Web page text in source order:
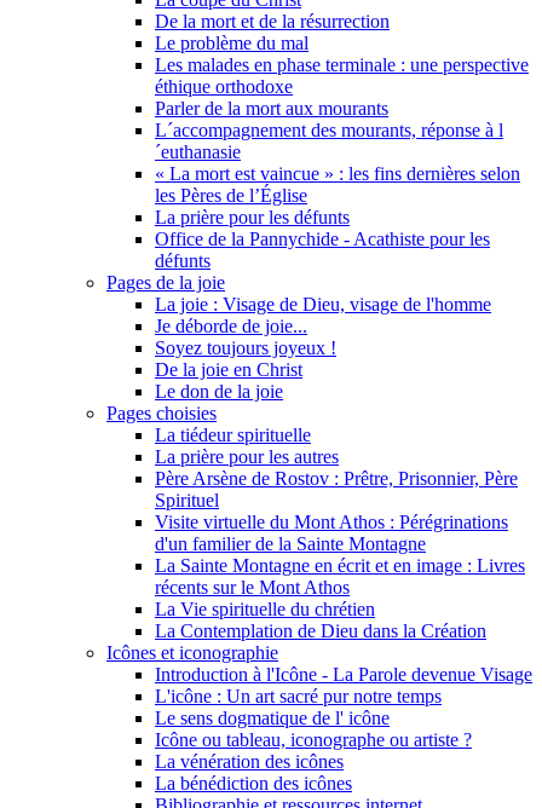
De la mort et de la résurrection
Le problème du mal
Les malades en phase terminale : une perspective
éthique orthodoxe
Parler de la mort aux mourants
L´accompagnement des mourants, réponse à l
´euthanasie
« La mort est vaincue » : les fins dernières selon
les Pères de l’Église
La prière pour les défunts
Office de la Pannychide - Acathiste pour les
défunts
Pages de la joie
La joie : Visage de Dieu, visage de l'homme
Je déborde de joie...
Soyez toujours joyeux !
De la joie en Christ
Le don de la joie
Pages choisies
La tiédeur spirituelle
La prière pour les autres
Père Arsène de Rostov : Prêtre, Prisonnier, Père
Spirituel
Visite virtuelle du Mont Athos : Pérégrinations
d'un familier de la Sainte Montagne
La Sainte Montagne en écrit et en image : Livres
récents sur le Mont Athos
La Vie spirituelle du chrétien
La Contemplation de Dieu dans la Création
Icônes et iconographie
Introduction à l'Icône - La Parole devenue Visage
L'icône : Un art sacré pur notre temps
Le sens dogmatique de l' icône
Icône ou tableau, iconographe ou artiste ?
La vénération des icônes
La bénédiction des icônes